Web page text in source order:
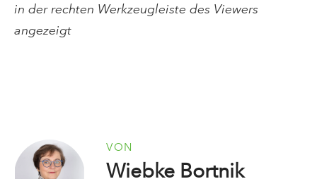
in der rechten Werkzeugleiste des Viewers
angezeigt
VON
Wiebke Bortnik